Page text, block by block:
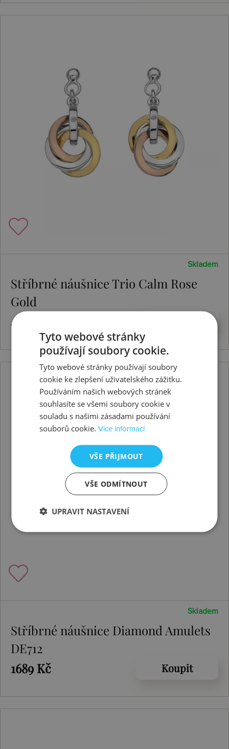
Skladem
Stříbrné náušnice Trio Calm Rose
Gold
4045 Kč
Skladem
Stříbrné náušnice Diamond Amulets
DE712
1689 Kč
Koupit
Tyto webové stránky
používají soubory cookie.
Tyto webové stránky používají soubory
cookie ke zlepšení uživatelského zážitku.
Používáním našich webových stránek
souhlasíte se všemi soubory cookie v
souladu s našimi zásadami používání
souborů cookie.Více informací
VŠE PŘIJMOUT
VŠE ODMÍTNOUT
UPRAVIT NASTAVENÍ